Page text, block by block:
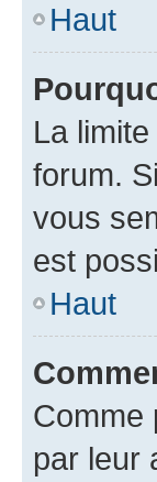
Haut
La
forum.
vous
est
Haut
Comme
par leur